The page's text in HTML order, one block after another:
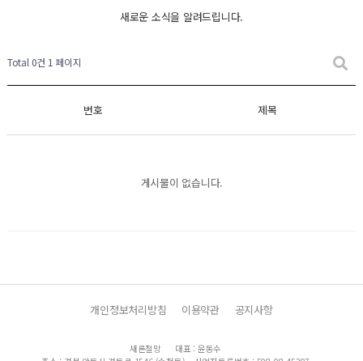
새로운 소식을 알려드립니다.
Total 0건 1 페이지
번호 제목
게시물이 없습니다.
개인정보처리방침 이용약관 공지사항
새론철망
대표 : 윤동수